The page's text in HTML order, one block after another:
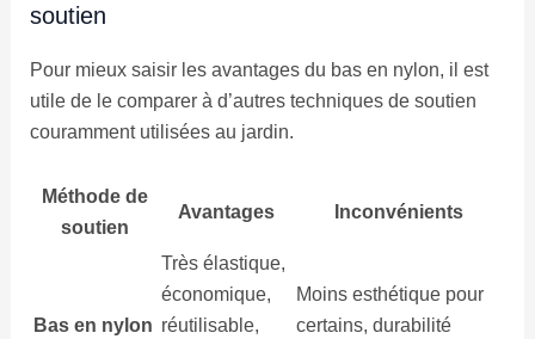
soutien
Pour mieux saisir les avantages du bas en nylon, il est
utile de le comparer à d’autres techniques de soutien
couramment utilisées au jardin.
Méthode de
soutien
Avantages Inconvénients
Bas en nylon
Très élastique,
économique,
réutilisable,
Moins esthétique pour
certains, durabilité